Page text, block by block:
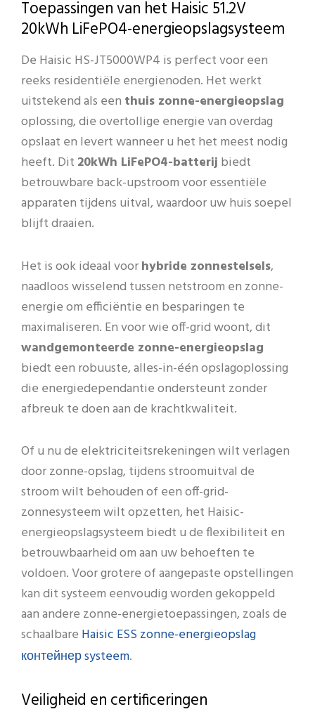
Toepassingen van het Haisic 51.2V
20kWh LiFePO4-energieopslagsysteem
De Haisic HS-JT5000WP4 is perfect voor een
reeks residentiële energienoden. Het werkt
uitstekend als een thuis zonne-energieopslag
oplossing, die overtollige energie van overdag
opslaat en levert wanneer u het het meest nodig
heeft. Dit 20kWh LiFePO4-batterij biedt
betrouwbare back-upstroom voor essentiële
apparaten tijdens uitval, waardoor uw huis soepel
blijft draaien.
Het is ook ideaal voorhybride zonnestelsels,
naadloos wisselend tussen netstroom en zonne-
energie om efficiëntie en besparingen te
maximaliseren. En voor wie off-grid woont, dit
wandgemonteerde zonne-energieopslag
biedt een robuuste, alles-in-één opslagoplossing
die energiedependantie ondersteunt zonder
afbreuk te doen aan de krachtkwaliteit.
Of u nu de elektriciteitsrekeningen wilt verlagen
door zonne-opslag, tijdens stroomuitval de
stroom wilt behouden of een off-grid-
zonnesysteem wilt opzetten, het Haisic-
energieopslagsysteem biedt u de flexibiliteit en
betrouwbaarheid om aan uw behoeften te
voldoen. Voor grotere of aangepaste opstellingen
kan dit systeem eenvoudig worden gekoppeld
aan andere zonne-energietoepassingen, zoals de
schaalbare Haisic ESS zonne-energieopslag
контейнер systeem.
Veiligheid en certificeringen